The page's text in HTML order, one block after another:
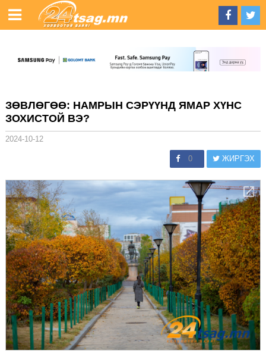
ЗӨВЛӨГӨӨ: НАМРЫН СЭРҮҮНД ЯМАР ХҮНС
ЗОХИСТОЙ ВЭ?
2024-10-12
0 ЖИРГЭХ